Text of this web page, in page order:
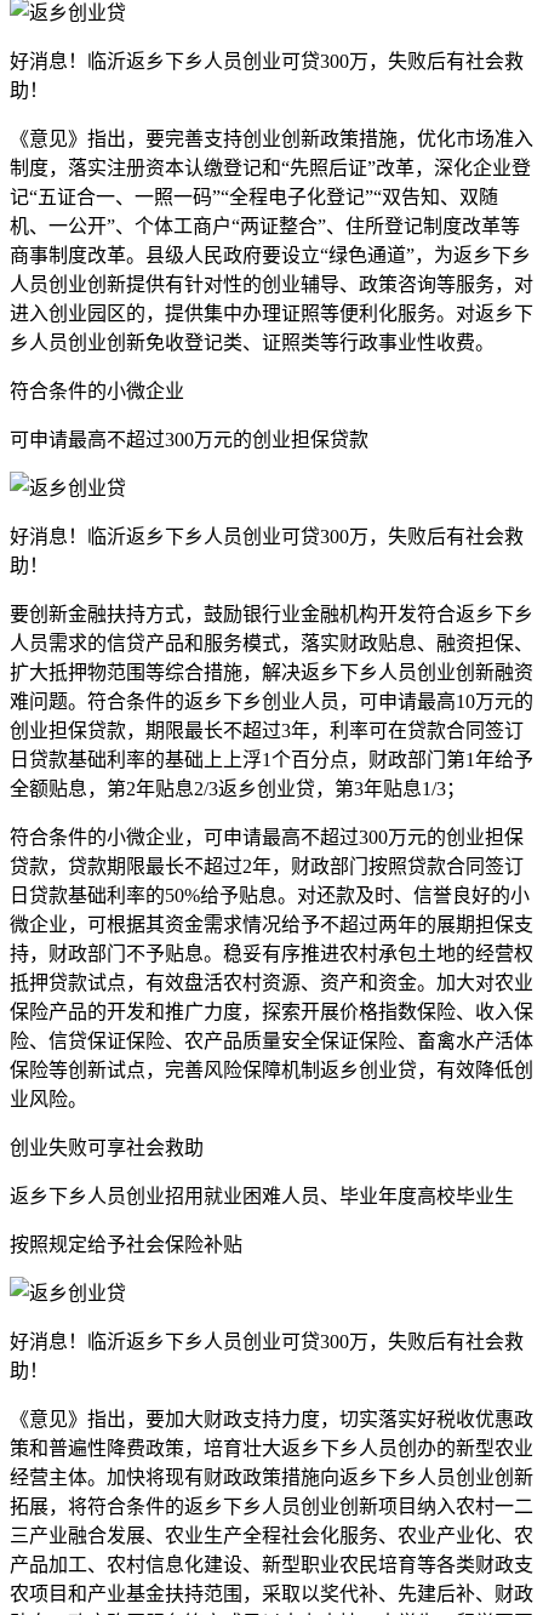
好消息！临沂返乡下乡人员创业可贷300万，失败后有社会救
助！
《意见》指出，要完善支持创业创新政策措施，优化市场准入
制度，落实注册资本认缴登记和“先照后证”改革，深化企业登
记“五证合一、一照一码”“全程电子化登记”“双告知、双随
机、一公开”、个体工商户“两证整合”、住所登记制度改革等
商事制度改革。县级人民政府要设立“绿色通道”，为返乡下乡
人员创业创新提供有针对性的创业辅导、政策咨询等服务，对
进入创业园区的，提供集中办理证照等便利化服务。对返乡下
乡人员创业创新免收登记类、证照类等行政事业性收费。
符合条件的小微企业
可申请最高不超过300万元的创业担保贷款
好消息！临沂返乡下乡人员创业可贷300万，失败后有社会救
助！
要创新金融扶持方式，鼓励银行业金融机构开发符合返乡下乡
人员需求的信贷产品和服务模式，落实财政贴息、融资担保、
扩大抵押物范围等综合措施，解决返乡下乡人员创业创新融资
难问题。符合条件的返乡下乡创业人员，可申请最高10万元的
创业担保贷款，期限最长不超过3年，利率可在贷款合同签订
日贷款基础利率的基础上上浮1个百分点，财政部门第1年给予
全额贴息，第2年贴息2/3返乡创业贷，第3年贴息1/3；
符合条件的小微企业，可申请最高不超过300万元的创业担保
贷款，贷款期限最长不超过2年，财政部门按照贷款合同签订
日贷款基础利率的50%给予贴息。对还款及时、信誉良好的小
微企业，可根据其资金需求情况给予不超过两年的展期担保支
持，财政部门不予贴息。稳妥有序推进农村承包土地的经营权
抵押贷款试点，有效盘活农村资源、资产和资金。加大对农业
保险产品的开发和推广力度，探索开展价格指数保险、收入保
险、信贷保证保险、农产品质量安全保证保险、畜禽水产活体
保险等创新试点，完善风险保障机制返乡创业贷，有效降低创
业风险。
创业失败可享社会救助
返乡下乡人员创业招用就业困难人员、毕业年度高校毕业生
按照规定给予社会保险补贴
好消息！临沂返乡下乡人员创业可贷300万，失败后有社会救
助！
《意见》指出，要加大财政支持力度，切实落实好税收优惠政
策和普遍性降费政策，培育壮大返乡下乡人员创办的新型农业
经营主体。加快将现有财政政策措施向返乡下乡人员创业创新
拓展，将符合条件的返乡下乡人员创业创新项目纳入农村一二
三产业融合发展、农业生产全程社会化服务、农业产业化、农
产品加工、农村信息化建设、新型职业农民培育等各类财政支
农项目和产业基金扶持范围，采取以奖代补、先建后补、财政